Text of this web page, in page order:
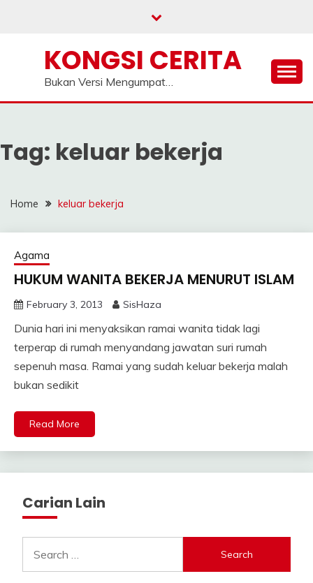
KONGSI CERITA
Bukan Versi Mengumpat…
Tag: keluar bekerja
Home keluar bekerja
Agama
HUKUM WANITA BEKERJA MENURUT ISLAM
February 3, 2013 SisHaza
Dunia hari ini menyaksikan ramai wanita tidak lagi
terperap di rumah menyandang jawatan suri rumah
sepenuh masa. Ramai yang sudah keluar bekerja malah
bukan sedikit
Read More
Carian Lain
for: